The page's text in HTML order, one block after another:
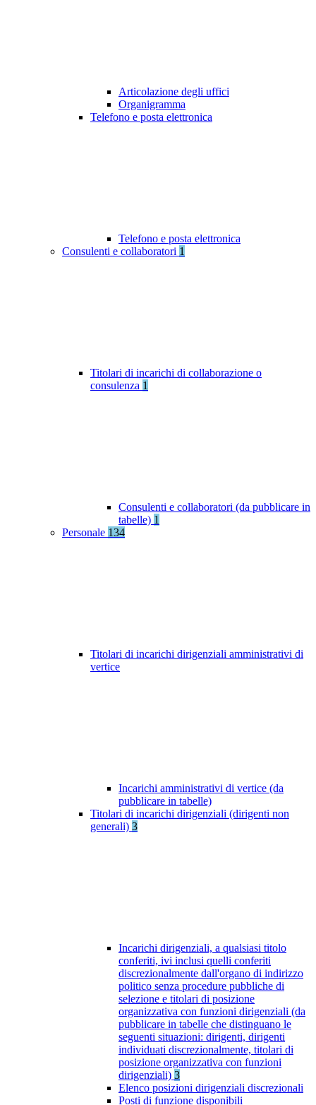
Articolazione degli uffici
Organigramma
Telefono e posta elettronica
Telefono e posta elettronica
Consulenti e collaboratori 1
Titolari di incarichi di collaborazione o
consulenza 1
Consulenti e collaboratori (da pubblicare in
tabelle) 1
Personale 134
Titolari di incarichi dirigenziali amministrativi di
vertice
Incarichi amministrativi di vertice (da
pubblicare in tabelle)
Titolari di incarichi dirigenziali (dirigenti non
generali) 3
Incarichi dirigenziali, a qualsiasi titolo
conferiti, ivi inclusi quelli conferiti
discrezionalmente dall'organo di indirizzo
politico senza procedure pubbliche di
selezione e titolari di posizione
organizzativa con funzioni dirigenziali (da
pubblicare in tabelle che distinguano le
seguenti situazioni: dirigenti, dirigenti
individuati discrezionalmente, titolari di
posizione organizzativa con funzioni
dirigenziali) 3
Elenco posizioni dirigenziali discrezionali
Posti di funzione disponibili